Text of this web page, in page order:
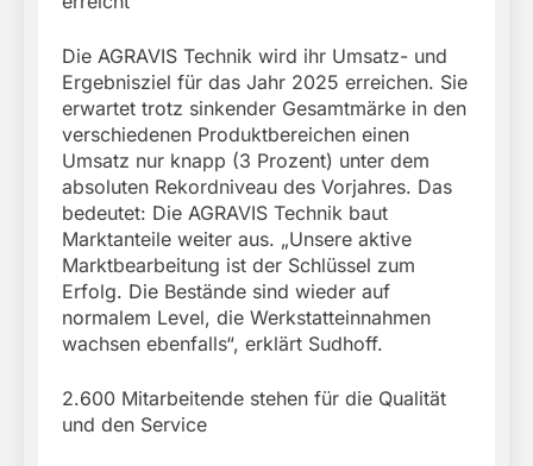
Die AGRAVIS Technik wird ihr Umsatz- und
Ergebnisziel für das Jahr 2025 erreichen. Sie
erwartet trotz sinkender Gesamtmärke in den
verschiedenen Produktbereichen einen
Umsatz nur knapp (3 Prozent) unter dem
absoluten Rekordniveau des Vorjahres. Das
bedeutet: Die AGRAVIS Technik baut
Marktanteile weiter aus. „Unsere aktive
Marktbearbeitung ist der Schlüssel zum
Erfolg. Die Bestände sind wieder auf
normalem Level, die Werkstatteinnahmen
wachsen ebenfalls“, erklärt Sudhoff.
2.600 Mitarbeitende stehen für die Qualität
und den Service